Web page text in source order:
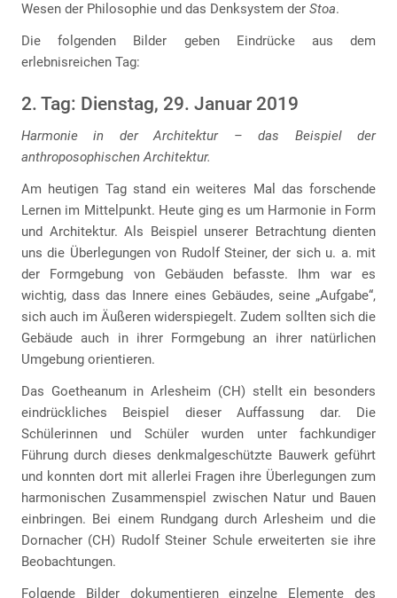
Wesen der Philosophie und das Denksystem der Stoa.
Die folgenden Bilder geben Eindrücke aus dem
erlebnisreichen Tag:
2. Tag: Dienstag, 29. Januar 2019
Harmonie in der Architektur – das Beispiel der
anthroposophischen Architektur.
Am heutigen Tag stand ein weiteres Mal das forschende
Lernen im Mittelpunkt. Heute ging es um Harmonie in Form
und Architektur. Als Beispiel unserer Betrachtung dienten
uns die Überlegungen von Rudolf Steiner, der sich u. a. mit
der Formgebung von Gebäuden befasste. Ihm war es
wichtig, dass das Innere eines Gebäudes, seine „Aufgabe“,
sich auch im Äußeren widerspiegelt. Zudem sollten sich die
Gebäude auch in ihrer Formgebung an ihrer natürlichen
Umgebung orientieren.
Das Goetheanum in Arlesheim (CH) stellt ein besonders
eindrückliches Beispiel dieser Auffassung dar. Die
Schülerinnen und Schüler wurden unter fachkundiger
Führung durch dieses denkmalgeschützte Bauwerk geführt
und konnten dort mit allerlei Fragen ihre Überlegungen zum
harmonischen Zusammenspiel zwischen Natur und Bauen
einbringen. Bei einem Rundgang durch Arlesheim und die
Dornacher (CH) Rudolf Steiner Schule erweiterten sie ihre
Beobachtungen.
Folgende Bilder dokumentieren einzelne Elemente des